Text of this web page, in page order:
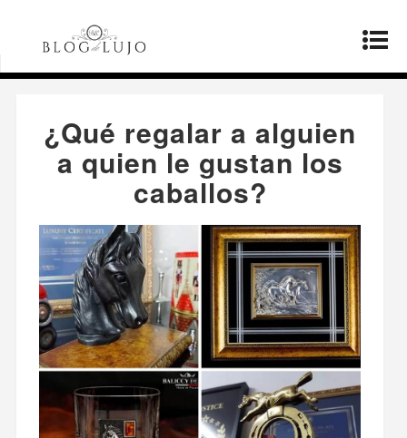
Página principal
¿Qué regalar a
alguien a quien le gustan los caballos?
¿Qué regalar a alguien
a quien le gustan los
caballos?